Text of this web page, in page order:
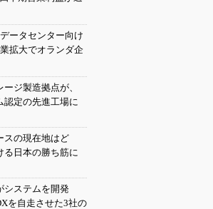
ータセンター向け
拡大でオランダ企
ジ製造拠点が、
認定の先進工場に
スの現在地はど
日本の勝ち筋に
システムを開発
を自走させた3社の